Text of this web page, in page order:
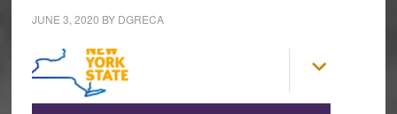
JUNE 3, 2020 BY DGRECA